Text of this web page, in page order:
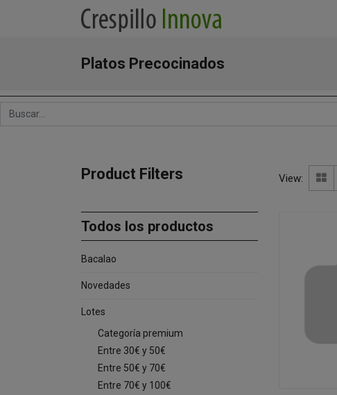
Platos Precocinados
Product Filters
Todos los productos
Bacalao
Novedades
Lotes
Categoría premium
Entre 30€ y 50€
Entre 50€ y 70€
Entre 70€ y 100€
View: